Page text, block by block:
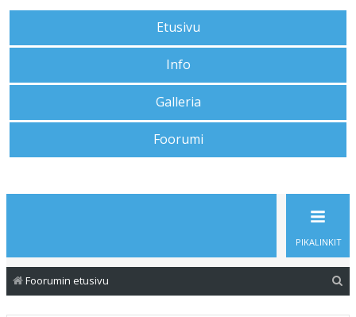
Etusivu
Info
Galleria
Foorumi
PIKALINKIT
Foorumin etusivu